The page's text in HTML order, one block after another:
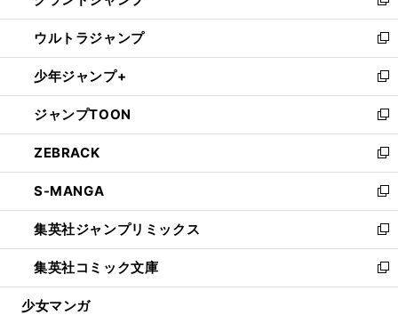
開
く
ウ
で
開
く
ン
ド
ウ
で
開
く
ウ
ィ
ン
ド
ウ
で
開
く
新
し
い
ウ
ィ
ン
ド
ウ
で
開
く
ウルトラジャンプ
新
し
い
ウ
ィ
ン
ド
ウ
で
開
く
少年ジャンプ+
新
し
い
ウ
ィ
ン
ド
ウ
で
開
く
ジャンプTOON
新
し
い
ウ
ィ
ン
ド
ウ
で
開
ZEBRACK
新
し
い
ウ
ィ
ン
ド
ウ
S-MANGA
新
し
い
ウ
ィ
ン
集英社ジャンプリミックス
新
し
い
ウ
集英社コミック文庫
新
し
少女マンガ